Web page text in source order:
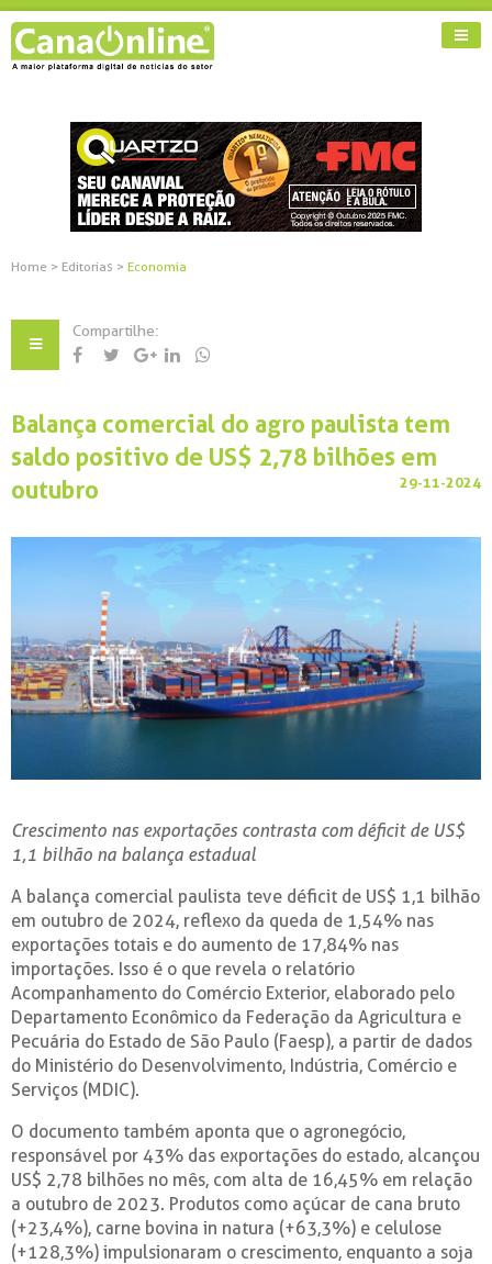
Home > Editorias > Economia
Compartilhe:
Balança comercial do agro paulista tem
saldo positivo de US$ 2,78 bilhões em
outubro
29-11-2024
Crescimento nas exportações contrasta com déficit de US$
1,1 bilhão na balança estadual
A balança comercial paulista teve déficit de US$ 1,1 bilhão
em outubro de 2024, reflexo da queda de 1,54% nas
exportações totais e do aumento de 17,84% nas
importações. Isso é o que revela o relatório
Acompanhamento do Comércio Exterior, elaborado pelo
Departamento Econômico da Federação da Agricultura e
Pecuária do Estado de São Paulo (Faesp), a partir de dados
do Ministério do Desenvolvimento, Indústria, Comércio e
Serviços (MDIC).
O documento também aponta que o agronegócio,
responsável por 43% das exportações do estado, alcançou
US$ 2,78 bilhões no mês, com alta de 16,45% em relação
a outubro de 2023. Produtos como açúcar de cana bruto
(+23,4%), carne bovina in natura (+63,3%) e celulose
(+128,3%) impulsionaram o crescimento, enquanto a soja